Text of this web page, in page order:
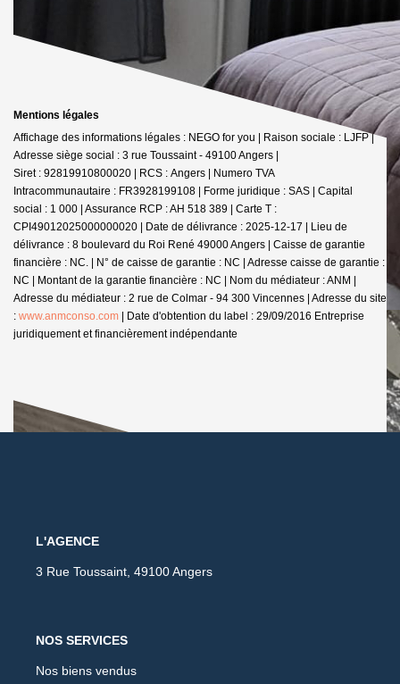
Mentions légales
Affichage des informations légales : NEGO for you | Raison sociale : LJFP |
Adresse siège social : 3 rue Toussaint - 49100 Angers |
Siret : 92819910800020 | RCS : Angers | Numero TVA
Intracommunautaire : FR3928199108 | Forme juridique : SAS | Capital
social : 1 000 | Assurance RCP : AH 518 389 | Carte T :
CPI49012025000000020 | Date de délivrance : 2025-12-17 | Lieu de
délivrance : 8 boulevard du Roi René 49000 Angers | Caisse de garantie
financière : NC. | N° de caisse de garantie : NC | Adresse caisse de garantie :
NC | Montant de la garantie financière : NC | Nom du médiateur : ANM |
Adresse du médiateur : 2 rue de Colmar - 94 300 Vincennes | Adresse du site
: www.anmconso.com | Date d'obtention du label : 29/09/2016 Entreprise
juridiquement et financièrement indépendante
L'AGENCE
3 Rue Toussaint, 49100 Angers
NOS SERVICES
Nos biens vendus